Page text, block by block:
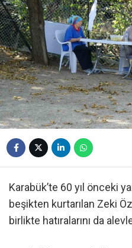
Karabük’te 60 yıl önceki
beşikten kurtarılan Zeki
birlikte hatıralarını da